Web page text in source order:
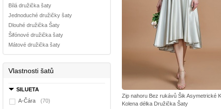
Bílá družička šaty
Jednoduché družičky šaty
Dlouhé družička Šaty
Šifónové družička šaty
Mátové družička šaty
Vlastnosti šatů
SILUETA
A-Čára
(70)
Zip nahoru Bez rukávů Šik Asymetrické
Kolena délka Družička Šaty